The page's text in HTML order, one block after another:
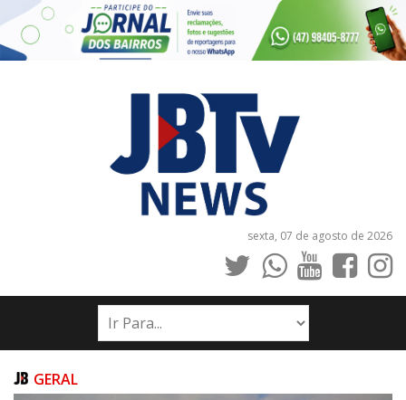
sexta, 07 de agosto de 2026
INÍCIO
NOTÍCIAS
GERAL